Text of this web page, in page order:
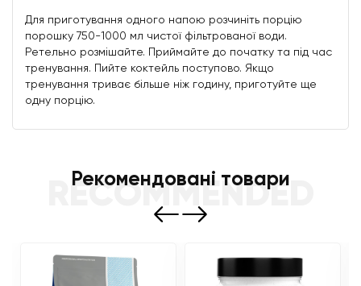
Для приготування одного напою розчиніть порцію
порошку 750-1000 мл чистої фільтрованої води.
Ретельно розмішайте. Приймайте до початку та під час
тренування. Пийте коктейль поступово. Якщо
тренування триває більше ніж годину, приготуйте ще
одну порцію.
RECOMMENDED
Рекомендовані товари